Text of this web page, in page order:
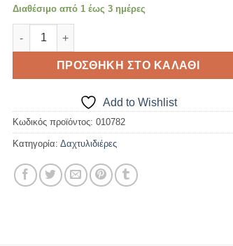
Διαθέσιμο από 1 έως 3 ημέρες
ΔΑΧΤΥΛΙΔΙΕΡΕΣ ΣΤΑΝΤ ΒΑΣΕΙΣ
ΠΡΟΣΘΉΚΗ ΣΤΟ ΚΑΛΆΘΙ
Add to Wishlist
Κωδικός προϊόντος: 010782
Κατηγορία: Δαχτυλιδιέρες